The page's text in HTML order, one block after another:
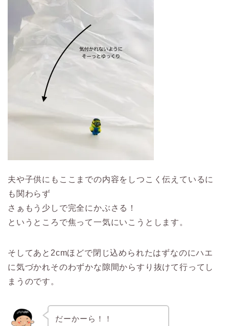
夫や子供にもここまでの内容をしつこく伝えているに
も関わらず
さぁもう少しで完全にかぶさる！
というところで焦って一気にいこうとします。
そしてあと2cmほどで閉じ込められたはずなのにハエ
に気づかれそのわずかな隙間からすり抜けて行ってし
まうのです。
だーかーら！！